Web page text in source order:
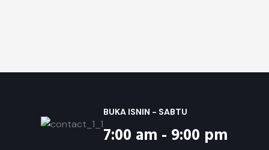
BUKA ISNIN - SABTU
7:00 am - 9:00 pm